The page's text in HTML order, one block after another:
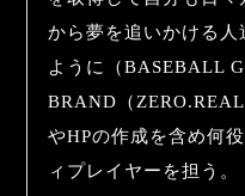
から夢を追いかける人
ように（BASEBALL
BRAND（
やHPの作成を含め何
ィプレイヤーを担う。